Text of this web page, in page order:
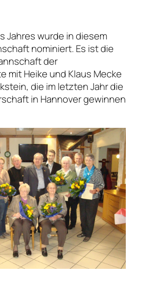
Jahres wurde in diesem
nominiert. Es ist die
der
mit Heike und Klaus Mecke
die im letzten Jahr die
in Hannover gewinnen